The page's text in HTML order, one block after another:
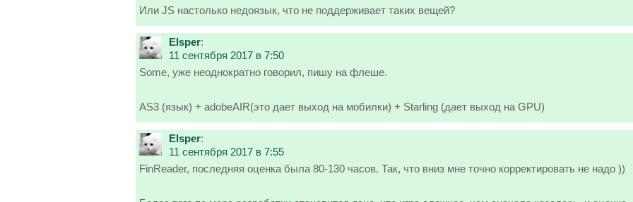
Или JS настолько недоязык, что не поддерживает таких вещей?
Elsper:
11 сентября 2017 в 7:50
Some, уже неоднократно говорил, пишу на флеше.
AS3 (язык) + adobeAIR(это дает выход на мобилки) + Starling (дает выход на GPU)
Elsper:
11 сентября 2017 в 7:55
FinReader, последняя оценка была 80-130 часов. Так, что вниз мне точно корректировать не надо ))